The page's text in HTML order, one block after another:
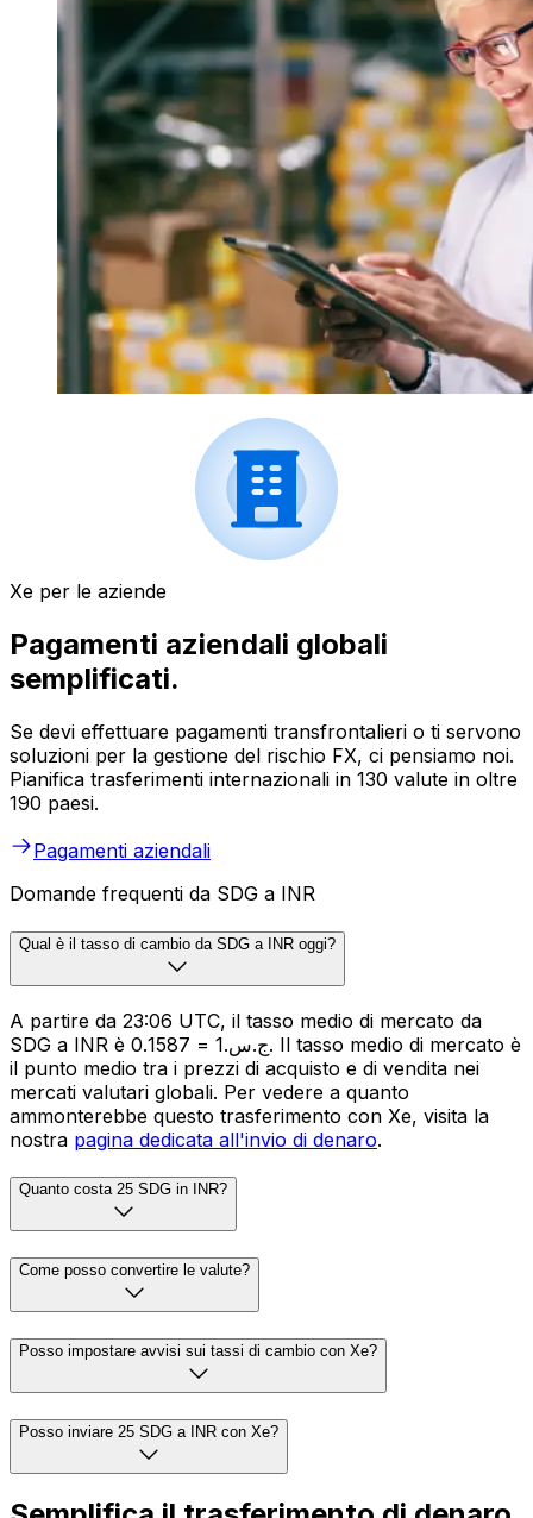
Xe per le aziende
Pagamenti aziendali globali
semplificati.
Se devi effettuare pagamenti transfrontalieri o ti servono
soluzioni per la gestione del rischio FX, ci pensiamo noi.
Pianifica trasferimenti internazionali in 130 valute in oltre
190 paesi.
Pagamenti aziendali
Domande frequenti da SDG a INR
Qual è il tasso di cambio da SDG a INR oggi?
A partire da 23:06 UTC, il tasso medio di mercato da
SDG a INR è ج.س.1 = ₹0.1587. Il tasso medio di mercato è
il punto medio tra i prezzi di acquisto e di vendita nei
mercati valutari globali. Per vedere a quanto
ammonterebbe questo trasferimento con Xe, visita la
nostra pagina dedicata all'invio di denaro.
Quanto costa 25 SDG in INR?
Come posso convertire le valute?
Posso impostare avvisi sui tassi di cambio con Xe?
Posso inviare 25 SDG a INR con Xe?